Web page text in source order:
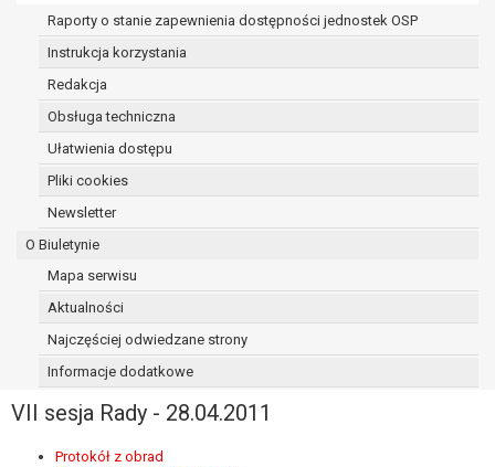
Raporty o stanie zapewnienia dostępności jednostek OSP
Instrukcja korzystania
Redakcja
Obsługa techniczna
Ułatwienia dostępu
Pliki cookies
Newsletter
O Biuletynie
Mapa serwisu
Aktualności
Najczęściej odwiedzane strony
Informacje dodatkowe
VII sesja Rady - 28.04.2011
Protokół z obrad
danych dla swoich celów, ale osoba,
której dane dotyczą, potrzebuje ich do
ustalenia, obrony lub dochodzenia
roszczeń,
osoba, której dane dotyczą, wniosła
sprzeciw wobec przetwarzania
danych - do czasu ustalenia czy
prawnie uzasadnione podstawy po
podstawie art. 20 RODO, w przypadku gdy
przetwarzanie danych odbywa się na
której dane dotyczą lub na podstawie
zgody wyrażonej przez tą osobę,